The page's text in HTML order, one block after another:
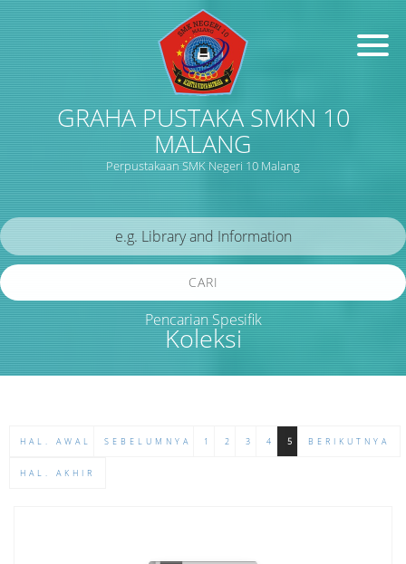
GRAHA PUSTAKA SMKN 10
MALANG
Perpustakaan SMK Negeri 10 Malang
Koleksi
CARI
Pencarian Spesifik
HAL. AWAL SEBELUMNYA 1 2 3 4 5 BERIKUTNYA
HAL. AKHIR